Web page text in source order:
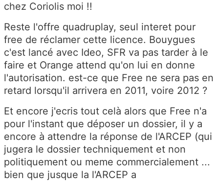
chez Coriolis moi !!
Reste l'offre quadruplay, seul interet pour
free de réclamer cette licence. Bouygues
c'est lancé avec Ideo, SFR va pas tarder à le
faire et Orange attend qu'on lui en donne
l'autorisation. est-ce que Free ne sera pas en
retard lorsqu'il arrivera en 2011, voire 2012 ?
Et encore j'ecris tout celà alors que Free n'a
pour l'instant que déposer un dossier, il y a
encore à attendre la réponse de l'ARCEP (qui
jugera le dossier techniquement et non
politiquement ou meme commercialement ...
bien que jusque la l'ARCEP a